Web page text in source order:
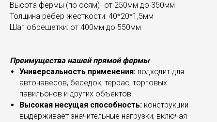
Высота фермы (по осям)- от 250мм до 350мм
Толщина ребер жесткости: 40*20*1,5мм
Шаг обрешетки: от 400мм до 550мм
Преимущества нашей прямой фермы
Универсальность применения: подходит для
автонавесов, беседок, террас, торговых
павильонов и других объектов.
Высокая несущая способность: конструкции
выдерживает значительные нагрузки, включая